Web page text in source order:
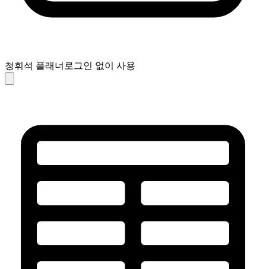
청휘석 플래너 로그인 없이 사용